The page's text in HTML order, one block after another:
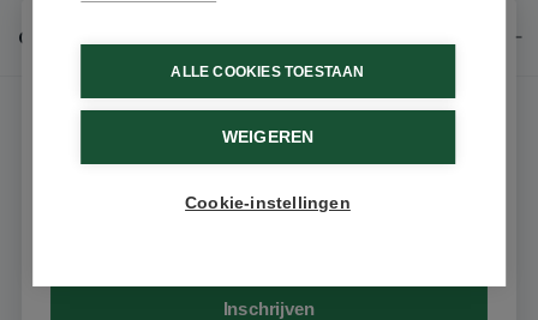
Contact
9.6 / 10 (531 beoordelingen)
ALLE COOKIES TOESTAAN
WEIGEREN
Cookie-instellingen
Schrijf je in voor onze nieuwsbrief
Ontvang als eerste de beste aanbiedingen en persoonlijk
advies
Inschrijven